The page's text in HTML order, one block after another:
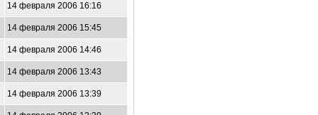
14 февраля 2006 16:16
14 февраля 2006 15:45
14 февраля 2006 14:46
14 февраля 2006 13:43
14 февраля 2006 13:39